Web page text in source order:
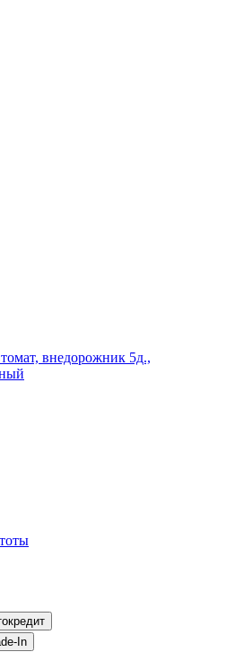
внедорожник 5д.,
In